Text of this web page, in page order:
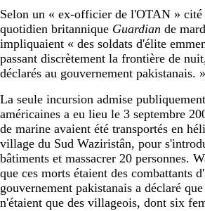
Selon un « ex-officier de l'OTAN » cité
quotidien britannique Guardian de
impliquaient « des soldats d'élite
passant discrètement la frontière de
déclarés au gouvernement pakistanais. »
La seule incursion admise
américaines a eu lieu le 3 septembre
de marine avaient été transportés en
village du Sud Waziristân, pour
bâtiments et massacrer 20 personnes.
que ces morts étaient des combattants
gouvernement pakistanais a déclaré
n'étaient que des villageois, dont six